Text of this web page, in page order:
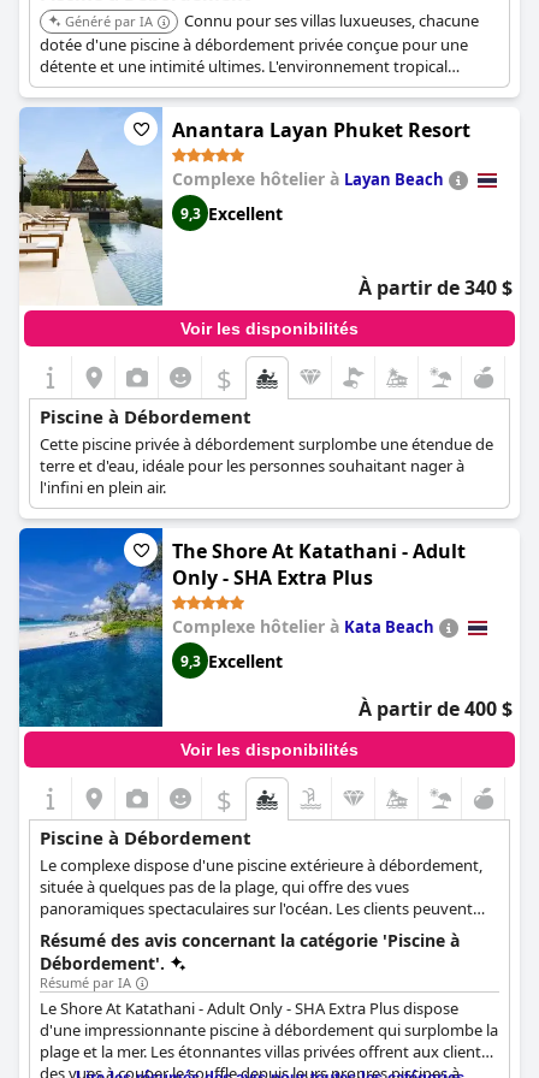
Généré par IA
Connu pour ses villas luxueuses, chacune
dotée d'une piscine à débordement privée conçue pour une
détente et une intimité ultimes. L'environnement tropical
luxuriant du complexe renforce l'atmosphère sereine. Les
piscines offrent une évasion tranquille avec des vues
pittoresques sur le paysage environnant.
Anantara Layan Phuket Resort
Complexe hôtelier à Layan Beach
9,3 Excellent
À partir de 340 $
Voir les disponibilités
$
Piscine à Débordement
Cette piscine privée à débordement surplombe une étendue de
terre et d'eau, idéale pour les personnes souhaitant nager à
l'infini en plein air.
The Shore At Katathani - Adult
Only - SHA Extra Plus
Complexe hôtelier à Kata Beach
9,3 Excellent
À partir de 400 $
Voir les disponibilités
$
Piscine à Débordement
Le complexe dispose d'une piscine extérieure à débordement,
située à quelques pas de la plage, qui offre des vues
panoramiques spectaculaires sur l'océan. Les clients peuvent
s'asseoir et se détendre sur les chaises longues et le confortable
coin salon autour de la piscine, déguster leur boisson préférée
et se relaxer dans cet espace de détente.
Résumé des avis concernant la catégorie 'Piscine à
Débordement'.
Résumé par IA
Le Shore At Katathani - Adult Only - SHA Extra Plus dispose
d'une impressionnante piscine à débordement qui surplombe la
plage et la mer. Les étonnantes villas privées offrent aux clients
des vues à couper le souffle depuis leurs propres piscines à